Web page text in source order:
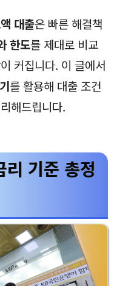
대출은 빠른 해결책
한도를 제대로 비교
커집니다. 이 글에서
를 활용해 대출 조건
해드립니다.
리 기준 총정